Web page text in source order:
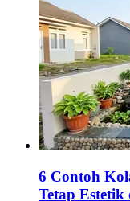
6 Contoh
Tetap